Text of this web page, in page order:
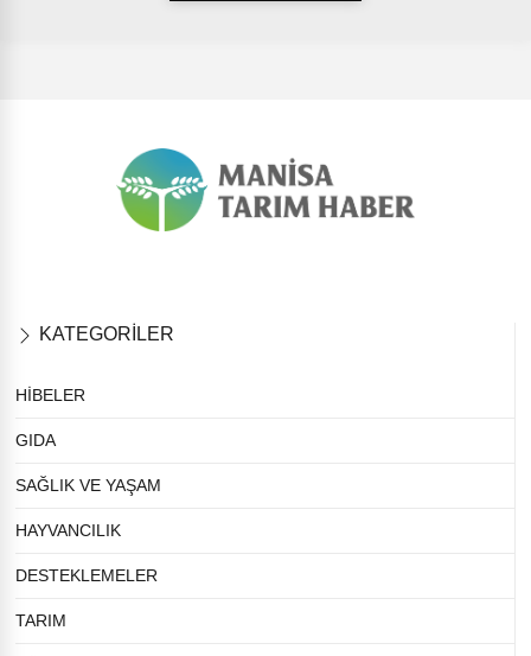
KATEGORİLER
HİBELER
GIDA
SAĞLIK VE YAŞAM
HAYVANCILIK
DESTEKLEMELER
TARIM